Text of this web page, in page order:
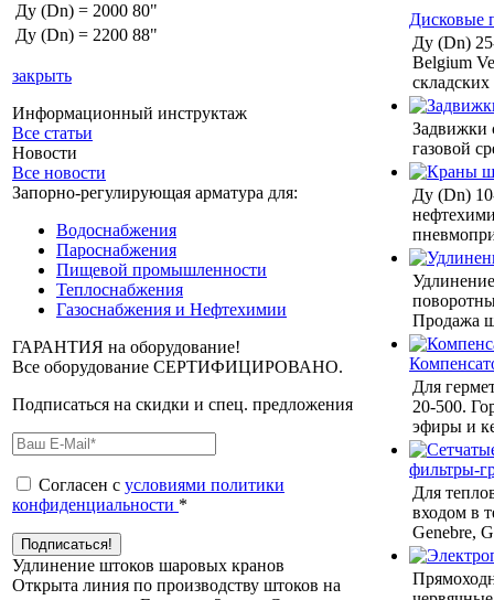
Ду (Dn) = 2000 80"
Ду (Dn) = 2200 88"
закрыть
Информационный инструктаж
Все статьи
Новости
Все новости
Запорно-регулирующая арматура для:
Водоснабжения
Пароснабжения
Пищевой промышленности
Теплоснабжения
Газоснабжения и Нефтехимии
ГАРАНТИЯ на оборудование!
Все оборудование СЕРТИФИЦИРОВАНО.
Подписаться на скидки и спец. предложения
Согласен с условиями политики
конфиденциальности *
Удлинение штоков шаровых кранов
Открыта линия по производству штоков на
Дисковые
Ду (Dn)
Belgium
Задвижки
газовой
Ду (Dn)
Продажа
Для
20-500.
эфиры и
фильтры-
Для
входом в
Genebre,